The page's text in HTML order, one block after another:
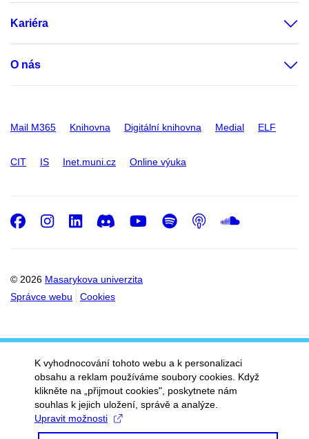
Kariéra
O nás
Mail M365 Knihovna Digitální knihovna Medial ELF
CIT IS Inet.muni.cz Online výuka
© 2026 Masarykova univerzita
Správce webu
Cookies
Facebook
Instagram
LinkedIn
DiscordYoutube
Spotify
Podcast
K vyhodnocování tohoto webu a k personalizaci
obsahu a reklam používáme soubory cookies. Když
klikněte na „přijmout cookies", poskytnete nám
souhlas k jejich uložení, správě a analýze.
Upravit možnosti